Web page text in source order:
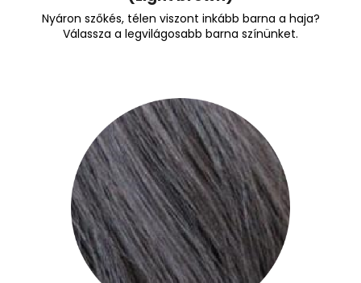
Nyáron szőkés, télen viszont inkább barna a haja?
Válassza a legvilágosabb barna színünket.